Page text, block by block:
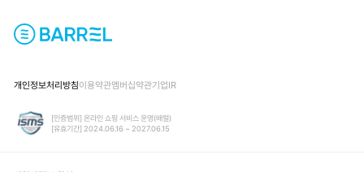
개인정보처리방침이용약관멤버십약관기업IR
[인증범위] 온라인 쇼핑 서비스 운영(배럴)
[유효기간] 2024.06.16 ~ 2027.06.15